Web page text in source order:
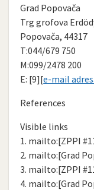
Grad Popovača
Trg grofova
Popovača, 44317
T:044/679 750
M:099/2478 200
E: [9][e-mail
References
Visible links
1. mailto:[ZPPI
2. mailto:[Grad
3. mailto:[ZPPI
4. mailto:[Grad